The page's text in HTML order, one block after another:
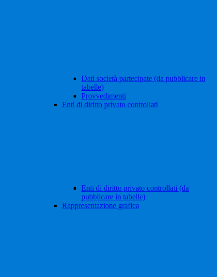
Dati società partecipate (da pubblicare in
tabelle)
Provvedimenti
Enti di diritto privato controllati
Enti di diritto privato controllati (da
pubblicare in tabelle)
Rappresentazione grafica